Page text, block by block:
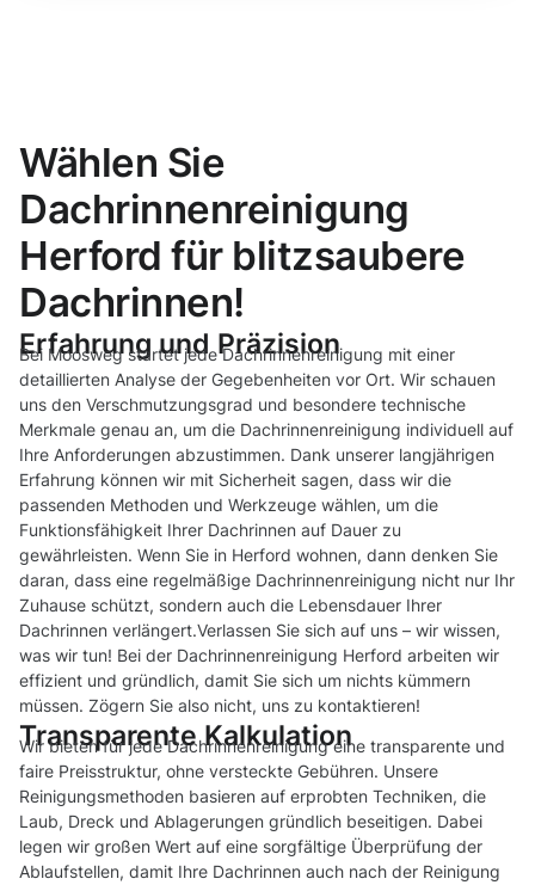
Wählen Sie
Dachrinnenreinigung
Herford für blitzsaubere
Dachrinnen!
Erfahrung und Präzision
Bei Moosweg startet jede Dachrinnenreinigung mit einer
detaillierten Analyse der Gegebenheiten vor Ort. Wir schauen
uns den Verschmutzungsgrad und besondere technische
Merkmale genau an, um die Dachrinnenreinigung individuell auf
Ihre Anforderungen abzustimmen. Dank unserer langjährigen
Erfahrung können wir mit Sicherheit sagen, dass wir die
passenden Methoden und Werkzeuge wählen, um die
Funktionsfähigkeit Ihrer Dachrinnen auf Dauer zu
gewährleisten. Wenn Sie in Herford wohnen, dann denken Sie
daran, dass eine regelmäßige Dachrinnenreinigung nicht nur Ihr
Zuhause schützt, sondern auch die Lebensdauer Ihrer
Dachrinnen verlängert.Verlassen Sie sich auf uns – wir wissen,
was wir tun! Bei der Dachrinnenreinigung Herford arbeiten wir
effizient und gründlich, damit Sie sich um nichts kümmern
müssen. Zögern Sie also nicht, uns zu kontaktieren!
Transparente Kalkulation
Wir bieten für jede Dachrinnenreinigung eine transparente und
faire Preisstruktur, ohne versteckte Gebühren. Unsere
Reinigungsmethoden basieren auf erprobten Techniken, die
Laub, Dreck und Ablagerungen gründlich beseitigen. Dabei
legen wir großen Wert auf eine sorgfältige Überprüfung der
Ablaufstellen, damit Ihre Dachrinnen auch nach der Reinigung